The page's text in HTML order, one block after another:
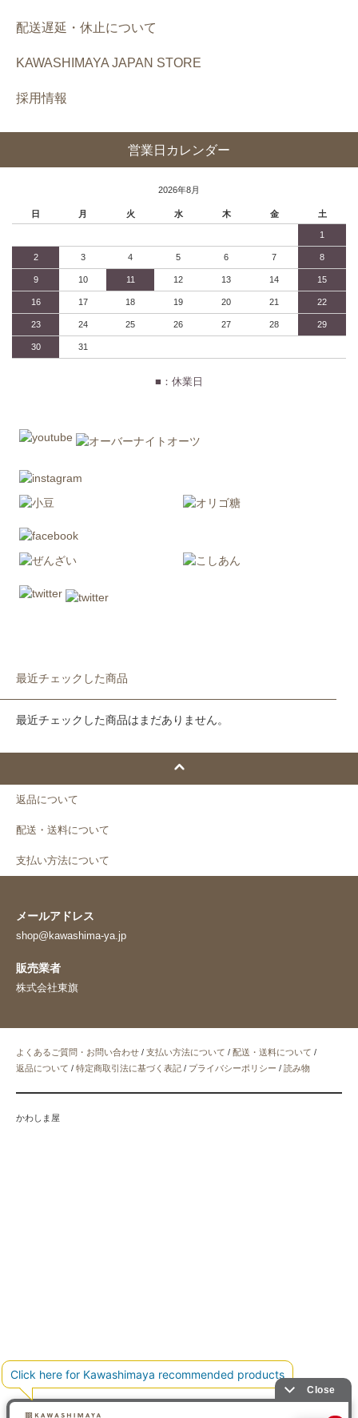
配送遅延・休止について
KAWASHIMAYA JAPAN STORE
採用情報
営業日カレンダー
2026年8月
日 月 火 水 木 金 土
1
2 3 4 5 6 7 8
9 10 11 12 13 14 15
16 17 18 19 20 21 22
23 24 25 26 27 28 29
30 31
■：休業日
最近チェックした商品
最近チェックした商品はまだありません。
返品について
配送・送料について
支払い方法について
メールアドレス
shop@kawashima-ya.jp
販売業者
株式会社東旗
よくあるご質問・お問い合わせ / 支払い方法について / 配送・送料について /
返品について / 特定商取引法に基づく表記 / プライバシーポリシー / 読み物
かわしま屋